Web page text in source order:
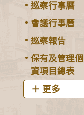
巡察行事曆
會議行事曆
巡察報告
保有及管理個
資項目總表
更多